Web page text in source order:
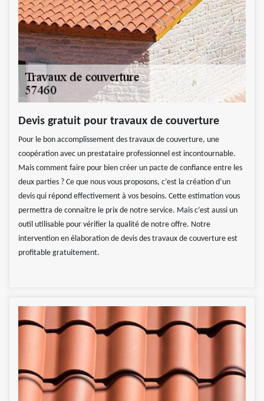
Devis gratuit pour travaux de couverture
Pour le bon accomplissement des travaux de couverture, une
coopération avec un prestataire professionnel est incontournable.
Mais comment faire pour bien créer un pacte de confiance entre les
deux parties ? Ce que nous vous proposons, c’est la création d’un
devis qui répond effectivement à vos besoins. Cette estimation vous
permettra de connaitre le prix de notre service. Mais c’est aussi un
outil utilisable pour vérifier la qualité de notre offre. Notre
intervention en élaboration de devis des travaux de couverture est
profitable gratuitement.